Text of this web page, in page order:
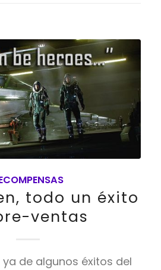
todo un éxito
ventas
de algunos éxitos del